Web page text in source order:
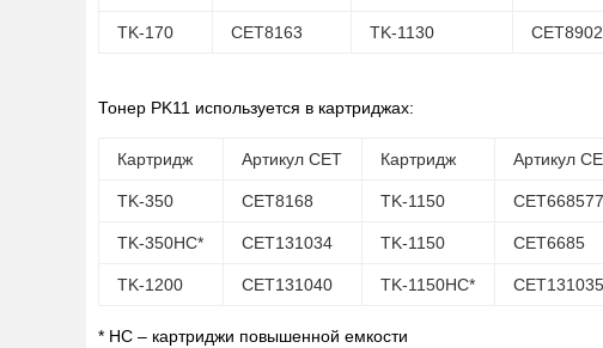
TK-170 CET8163 TK-1130 CET8902
Тонер PK11 используется в картриджах:
Картридж Артикул CET Картридж Артикул
TK-350 CET8168 TK-1150
TK-350HC* CET131034 TK-1150 CET6685
TK-1200 CET131040 TK-1150HC* CET131035
* HC – картриджи повышенной емкости